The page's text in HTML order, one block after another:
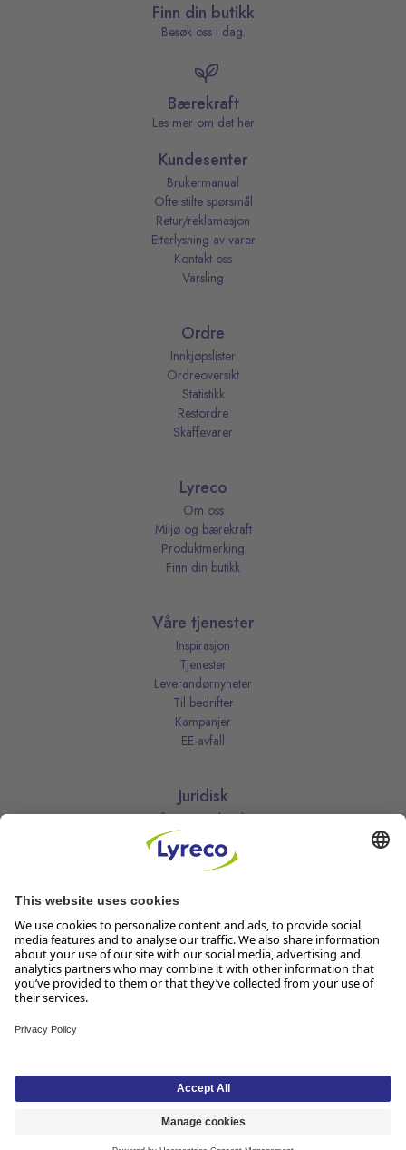
Finn din butikk
Besøk oss i dag.
Bærekraft
Les mer om det her
Kundesenter
Brukermanual
Ofte stilte spørsmål
Retur/reklamasjon
Etterlysning av varer
Kontakt oss
Varsling
Ordre
Innkjøpslister
Ordreoversikt
Statistikk
Restordre
Skaffevarer
Lyreco
Om oss
Miljø og bærekraft
Produktmerking
Finn din butikk
Våre tjenester
Inspirasjon
Tjenester
Leverandørnyheter
Til bedrifter
Kampanjer
EE-avfall
Juridisk
Informasjonskapsler
Kjøpsbetingelser
Personvernerklæring
Vilkår
Vilkår for kundeklubben
Åpenhetsloven
Endre dine personvernsinnstillinger
Lyreco Norge AS, Solheimvn. 6-8, 1461 Lørenskog, Org.nr 916 950